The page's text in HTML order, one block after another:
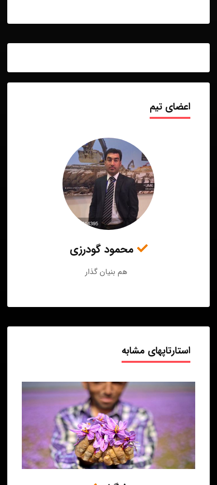
اعضای تیم
محمود گودرزی
هم بنیان گذار
استارتاپهای مشابه